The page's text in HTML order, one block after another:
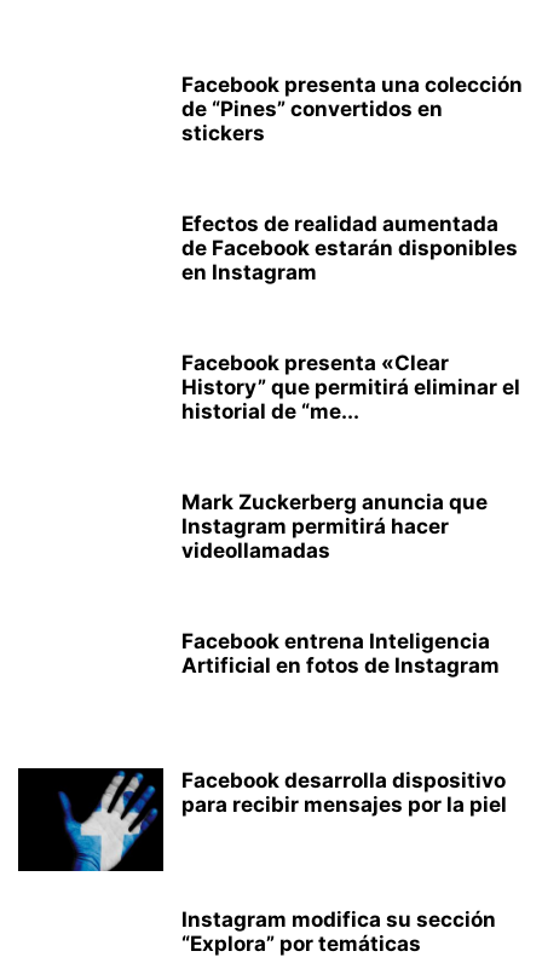
Facebook presenta una colección
de “Pines” convertidos en
stickers
Efectos de realidad aumentada
de Facebook estarán disponibles
en Instagram
Facebook presenta «Clear
History” que permitirá eliminar el
historial de “me...
Mark Zuckerberg anuncia que
Instagram permitirá hacer
videollamadas
Facebook entrena Inteligencia
Artificial en fotos de Instagram
Facebook desarrolla dispositivo
para recibir mensajes por la piel
Instagram modifica su sección
“Explora” por temáticas